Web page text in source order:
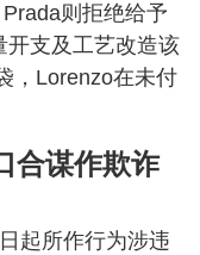
则拒绝给予
开支及工艺改造该
，Lorenzo在未付
合谋作欺诈
起所作行为涉违